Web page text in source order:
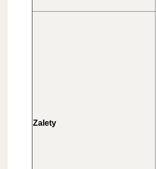
Zalety